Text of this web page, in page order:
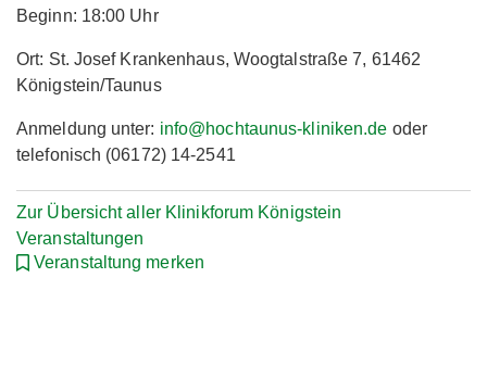
Beginn: 18:00 Uhr
Ort: St. Josef Krankenhaus, Woogtalstraße 7, 61462
Königstein/Taunus
Anmeldung unter: info@hochtaunus-kliniken.de oder
telefonisch (06172) 14-2541
Zur Übersicht aller Klinikforum Königstein
Veranstaltungen
Veranstaltung merken